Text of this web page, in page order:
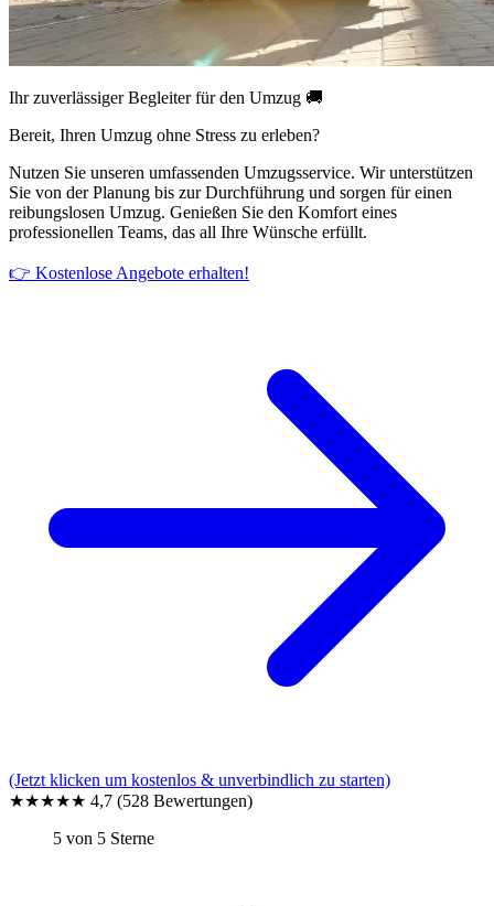
Ihr zuverlässiger Begleiter für den Umzug 🚚
Bereit, Ihren Umzug ohne Stress zu erleben?
Nutzen Sie unseren umfassenden Umzugsservice. Wir unterstützen
Sie von der Planung bis zur Durchführung und sorgen für einen
reibungslosen Umzug. Genießen Sie den Komfort eines
professionellen Teams, das all Ihre Wünsche erfüllt.
👉 Kostenlose Angebote erhalten!
(Jetzt klicken um kostenlos & unverbindlich zu starten)
★★★★★ 4,7 (528 Bewertungen)
5 von 5 Sterne